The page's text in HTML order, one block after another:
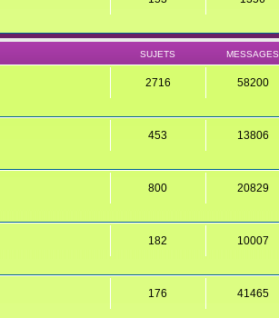
SUJETS MESSAGES
2716 58200
453 13806
800 20829
182 10007
176 41465